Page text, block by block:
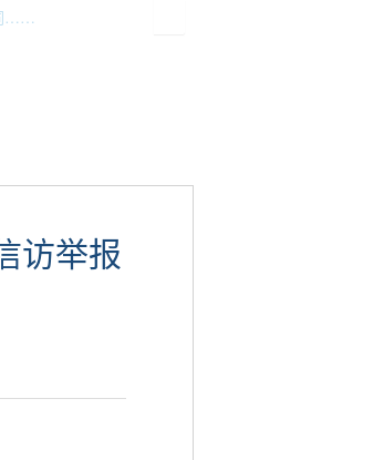
访举报